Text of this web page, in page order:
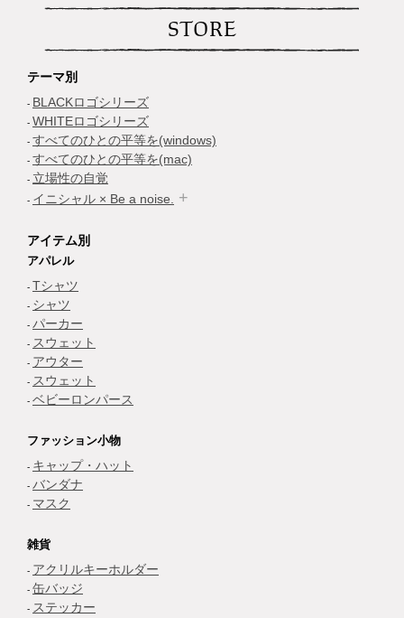
STORE
テーマ別
BLACKロゴシリーズ
WHITEロゴシリーズ
すべてのひとの平等を(windows)
すべてのひとの平等を(mac)
立場性の自覚
イニシャル × Be a noise.
アイテム別
アパレル
Tシャツ
シャツ
パーカー
スウェット
アウター
スウェット
ベビーロンパース
ファッション小物
キャップ・ハット
バンダナ
マスク
雑貨
アクリルキーホルダー
缶バッジ
ステッカー